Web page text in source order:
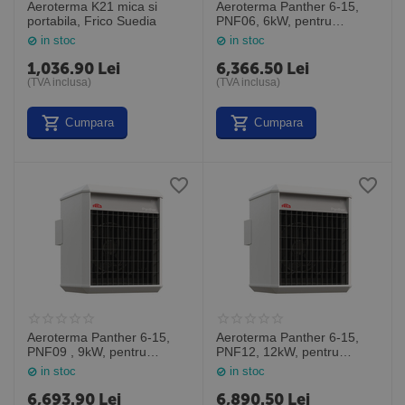
Aeroterma K21 mica si
portabila, Frico Suedia
in stoc
1,036.90 Lei
(TVA inclusa)
Cumpara
Aeroterma Panther 6-15,
PNF06, 6kW, pentru
montare pe perete in spatii
de dimensiuni medii, Frico
Suedia
in stoc
6,366.50 Lei
(TVA inclusa)
Cumpara
Aeroterma Panther 6-15,
PNF09 , 9kW, pentru
montare pe perete in spatii
de dimensiuni medii, Frico
Suedia
in stoc
6,693.90 Lei
Aeroterma Panther 6-15,
PNF12, 12kW, pentru
montare pe perete in spatii
de dimensiuni medii, Frico
Suedia
in stoc
6,890.50 Lei